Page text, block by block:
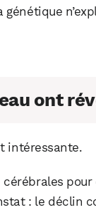
génétique
ont
intéressante.
: le déclin